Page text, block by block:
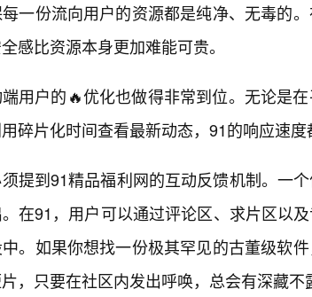
一份流向用户的资源都是纯净、无毒的
感比资源本身更加难能可贵。
用户的🔥优化也做得非常到位。无论是
碎片化时间查看最新动态，91的响应速度
提到91精品福利网的互动反馈机制。一
在91，用户可以通过评论区、求片区以
。如果你想找一份极其罕见的古董级软
，只要在社区内发出呼唤，总会有深藏不